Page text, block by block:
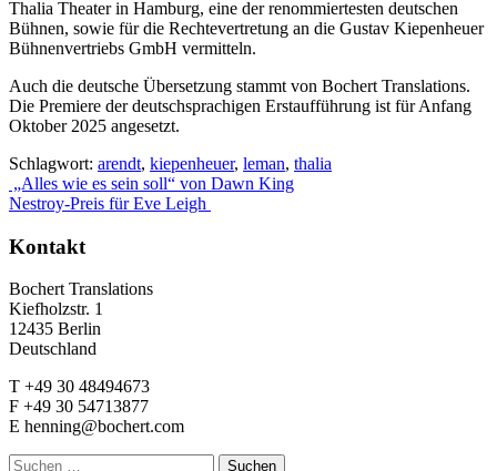
Thalia Theater in Hamburg, eine der renommiertesten deutschen
Bühnen, sowie für die Rechtevertretung an die Gustav Kiepenheuer
Bühnenvertriebs GmbH vermitteln.
Auch die deutsche Übersetzung stammt von Bochert Translations.
Die Premiere der deutschsprachigen Erstaufführung ist für Anfang
Oktober 2025 angesetzt.
Schlagwort: arendt, kiepenheuer, leman, thalia
Beitrags-
Navigation
„Alles wie es sein soll“ von Dawn King
Nestroy-Preis für Eve Leigh
Kontakt
Bochert Translations
Kiefholzstr. 1
12435 Berlin
Deutschland
T +49 30 48494673
F +49 30 54713877
E henning@bochert.com
Suchen